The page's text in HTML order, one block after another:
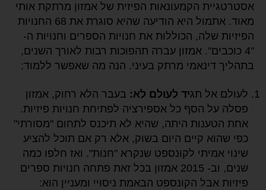
אסטרטגיית הקמעונאות הפיזית של אמזון מרתקת אותי
מאוד. אתמול היא הודיעה שהיא סוגרת את 68 החנויות
הפיזיות שלה, הכוללות את חנויות הספרים וחנויות ה-
"4 כוכבים". אמזון עברה תהפוכות רבות לאורך השנים,
בתהליך דינאמי מרתק בעיני. הנה מה שאפשר ללמוד:
לעולם אל תגיד לעולם לא: בעבר הלא רחוק, אמזון
פסלה על הסף כל אספירציה לפתיחת חנויות פיזיות.
אחת הטענות היתה, שהיא לא תיכנס לתחום "מסורתי"
כפי שהוא קיים היום בשוק, אלא רק אם תוכל להציע
שינוי אמיתי לקונספט שנקרא "חנות". ואז חלפו כמה
שנים, וב- 2015 אמזון בכל זאת פתחה חנויות ספרים
פיזיות אבל הקונספט הבאמת ניסויי ומעניין הוא: